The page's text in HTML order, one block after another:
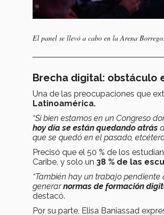
El panel se llevó a cabo en la Arena
Brecha digital: obstáculo
Una de las preocupaciones que
Latinoamérica.
“Si bien estamos en un Congreso
hoy día se están quedando atrás
que se quedó en el pasado,
Precisó que el 50 % de los
Caribe, y solo un 38 % de las
“También hay un trabajo
generarnormas de formación
destacó.
Por su parte, Elisa Baniassad